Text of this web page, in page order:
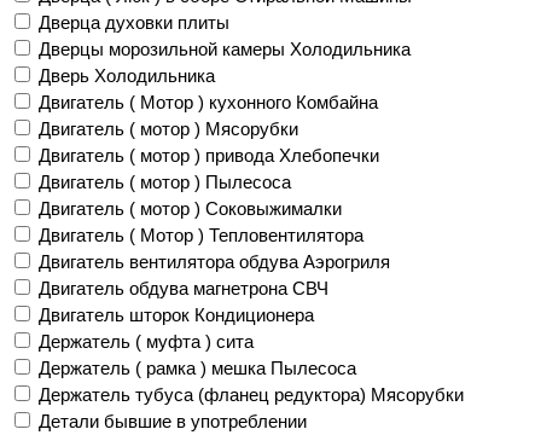
Дверца духовки плиты
Дверцы морозильной камеры Холодильника
Дверь Холодильника
Двигатель ( Мотор ) кухонного Комбайна
Двигатель ( мотор ) Мясорубки
Двигатель ( мотор ) привода Хлебопечки
Двигатель ( мотор ) Пылесоса
Двигатель ( мотор ) Соковыжималки
Двигатель ( Мотор ) Тепловентилятора
Двигатель вентилятора обдува Аэрогриля
Двигатель обдува магнетрона СВЧ
Двигатель шторок Кондиционера
Держатель ( муфта ) сита
Держатель ( рамка ) мешка Пылесоса
Держатель тубуса (фланец редуктора) Мясорубки
Детали бывшие в употреблении